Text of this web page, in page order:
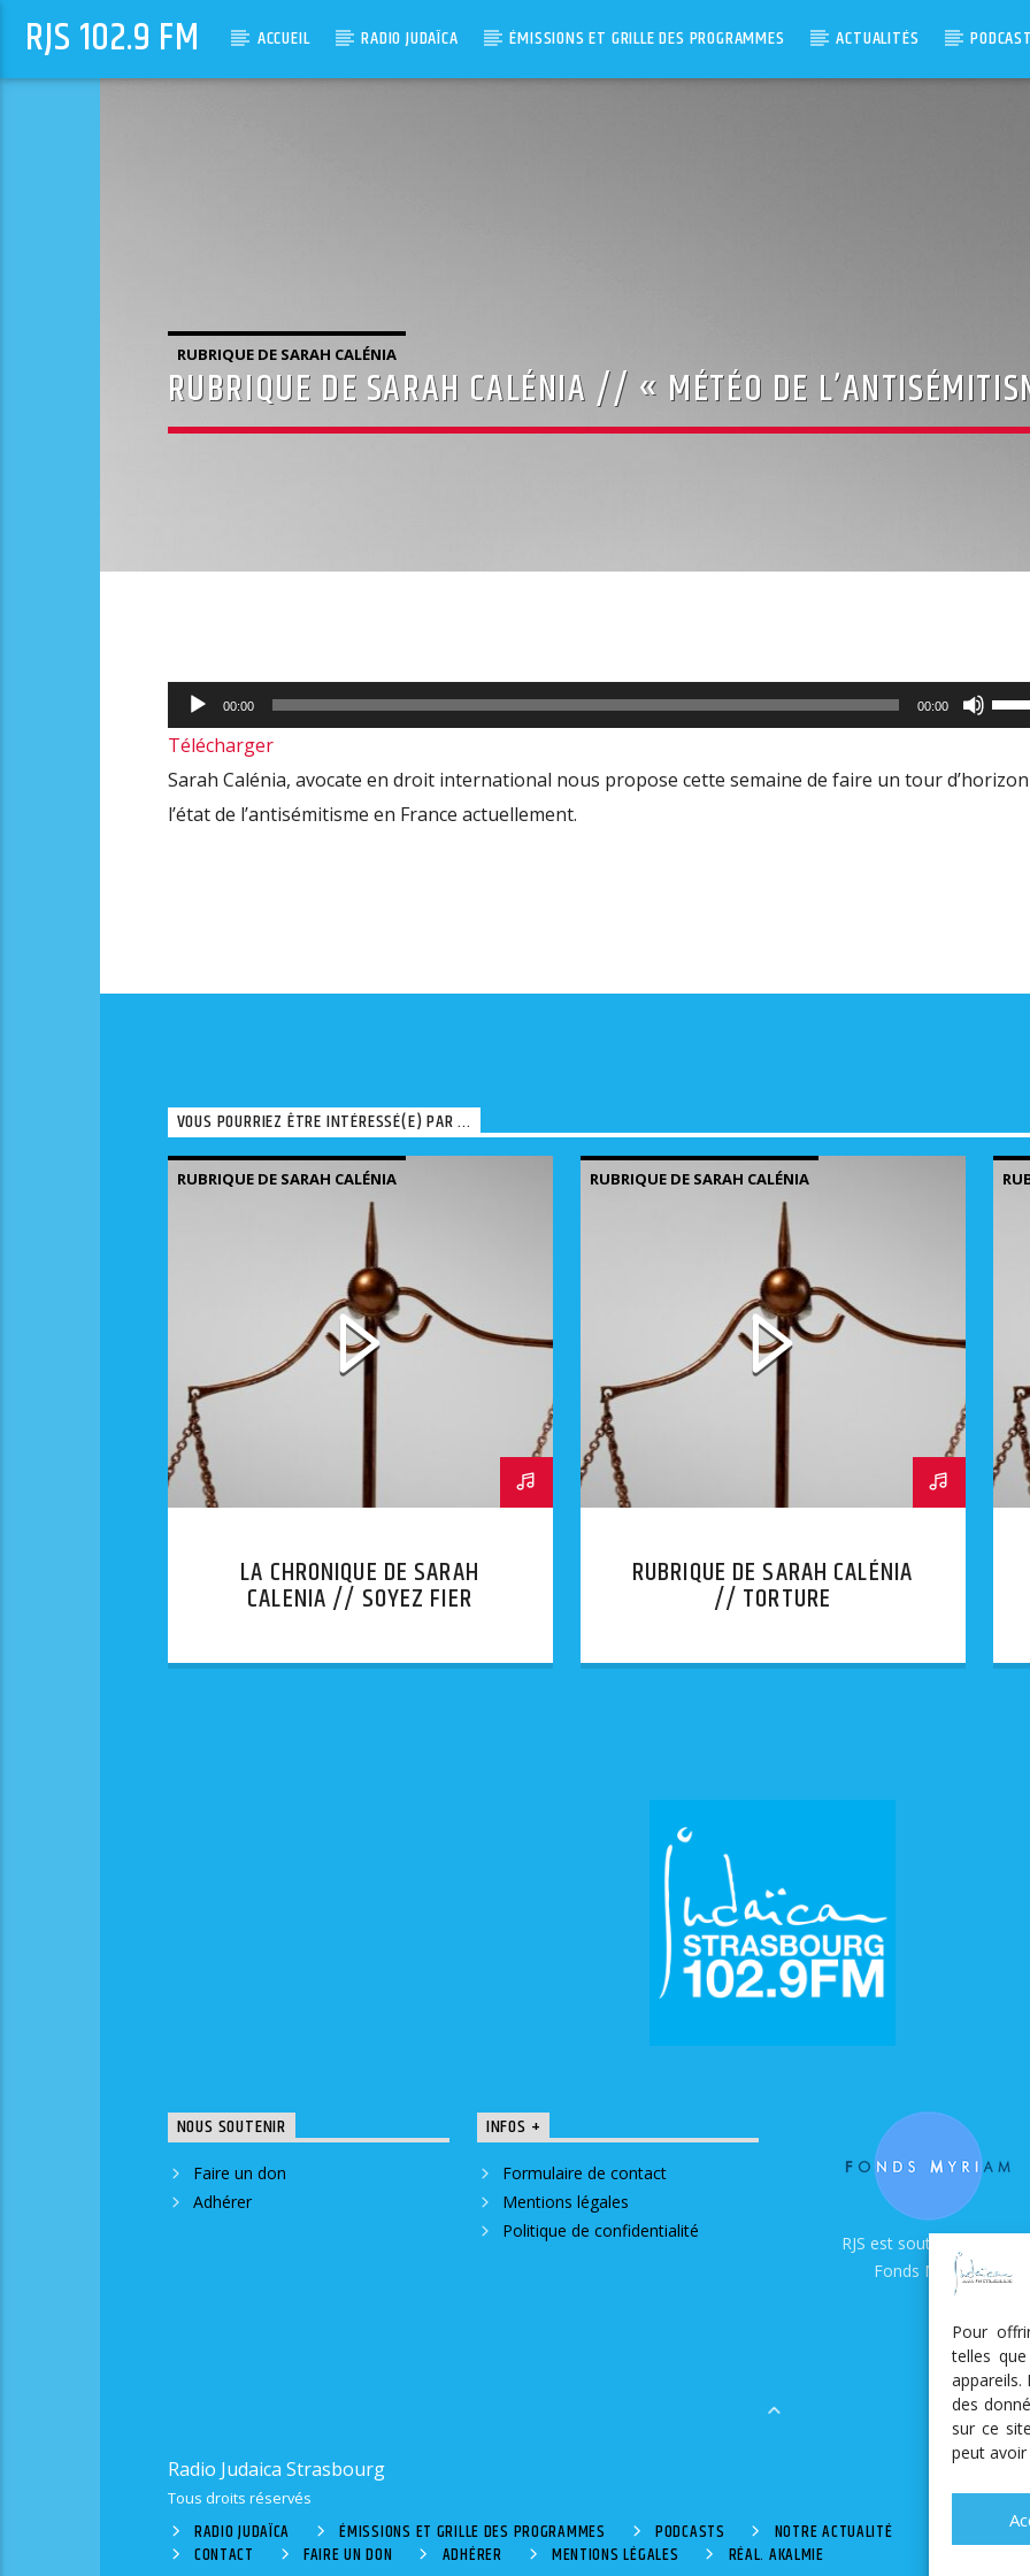
Pour
telles
des
sur ce
peut
RJS 102.9 FM ACCUEIL RADIO JUDAÏCA ÉMISSIONS ET GRILLE DES PROGRAMMES ACTUALITÉS
RUBRIQUE DE SARAH CALÉNIA
RUBRIQUE DE SARAH CALÉNIA // « MÉTÉO DE
Lecteur
audio
00:00 00:00
les
Télécharger
Sarah Calénia, avocate en droit international nous propose cette semaine de faire un tour
l’état de l’antisémitisme en France actuellement.
VOUS POURRIEZ ÊTRE INTÉRESSÉ(E) PAR ...
RUBRIQUE DE SARAH CALÉNIA
LA CHRONIQUE DE SARAH
CALENIA // SOYEZ FIER
RUBRIQUE DE SARAH CALÉNIA
RUBRIQUE DE SARAH CALÉNIA
// TORTURE
NOUS SOUTENIR
Faire un don
Adhérer
INFOS +
Formulaire de contact
Mentions légales
Politique de confidentialité
RJS est soutenue par le
Fonds Myriam
Radio Judaica Strasbourg
Tous droits réservés
RADIO JUDAÏCA ÉMISSIONS ET GRILLE DES PROGRAMMES PODCASTS
NOTRE ACTUALITÉ
CONTACT
FAIRE UN DON ADHÉRER MENTIONS LÉGALES RÉAL. AKALMIE